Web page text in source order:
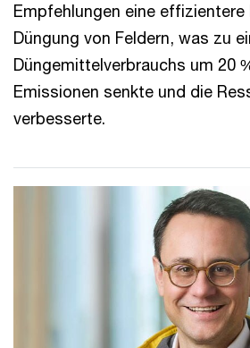
Empfehlungen eine
Düngung von Feldern, was zu
Düngemittelverbrauchs um 20
Emissionen senkte und die
verbesserte.